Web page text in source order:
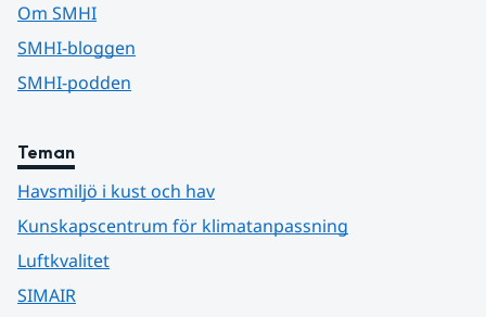
Om SMHI
SMHI-bloggen
SMHI-podden
Teman
Havsmiljö i kust och hav
Kunskapscentrum för klimatanpassning
Luftkvalitet
SIMAIR